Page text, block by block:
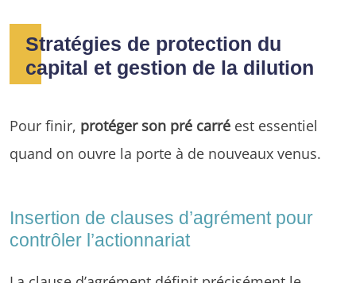
Stratégies de protection du
capital et gestion de la dilution
Pour finir, protéger son pré carré est essentiel
quand on ouvre la porte à de nouveaux venus.
Insertion de clauses d’agrément pour
contrôler l’actionnariat